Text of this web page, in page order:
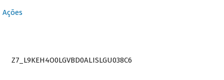
Ações
Z7_L9KEH4O0LGVBD0ALISLGU038C6